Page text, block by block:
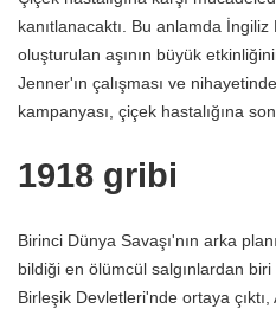
kanıtlanacaktı. Bu anlamda
oluşturulan aşının büyük
Jenner'ın çalışması ve
kampanyası, çiçek hastalığına
1918 gribi
Birinci Dünya Savaşı'nın arka
bildiği en ölümcül salgınlardan biri
Birleşik Devletleri'nde ortaya çıktı,